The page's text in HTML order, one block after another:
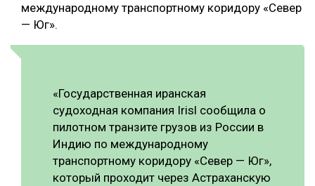
ЛЕСОПИЛЕНИЕ
БЕЗОПАСНОЕ ПРОИЗВОДСТВО
СУШКА ДРЕВЕСИНЫ
МЕБЕЛЬНОЕ ПРОИЗВОДСТВО
международному транспортному коридору «Север
— Юг».
«Государственная иранская
судоходная компания Irisl сообщила о
пилотном транзите грузов из России в
Индию по международному
транспортному коридору «Север — Юг»,
который проходит через Астраханскую